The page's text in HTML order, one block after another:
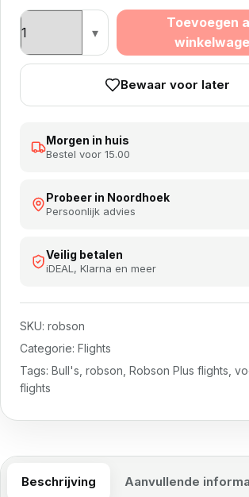
BULL'S ROBSON PLUS FLIGHT STD.
Toevoegen
Bewaar voor later
Morgen in huis
Bestel voor 15.00
Probeer in Noordhoek
Persoonlijk advies
Veilig betalen
iDEAL, Klarna en meer
SKU: robson
Categorie: Flights
Tags: Bull's, robson, Robson Plus flights,
flights
Beschrijving Aanvullende